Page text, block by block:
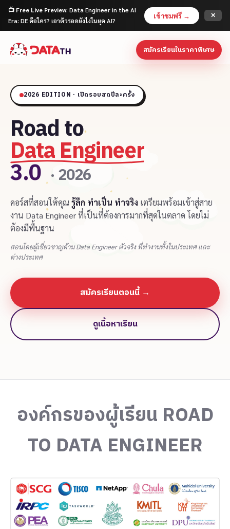
📺 Free Live Preview: Data Engineer in the AI
Era: DE คือใคร? เอาตัวรอดยังไงในยุค AI?
เข้าชมฟรี → ✕
สมัครเรียนในราคาพิเศษ
2026 EDITION · เปิดรอบสดปีละครั้ง
Road to
Data Engineer
3.0 · 2026
คอร์สที่สอนให้คุณ รู้ลึก ทำเป็น ทำจริง เตรียมพร้อมเข้าสู่สาย
งาน Data Engineer ที่เป็นที่ต้องการมากที่สุดในตลาด โดยไม่
ต้องมีพื้นฐาน
สอนโดยผู้เชี่ยวชาญด้าน Data Engineer ตัวจริง ที่ทำงานทั้งในประเทศ และ
ต่างประเทศ
สมัครเรียนตอนนี้ →
ดูเนื้อหาเรียน
องค์กรของผู้เรียน ROAD
TO DATA ENGINEER